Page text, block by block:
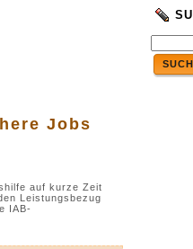
Jobs
auf kurze Zeit
Leistungsbezug
IAB-